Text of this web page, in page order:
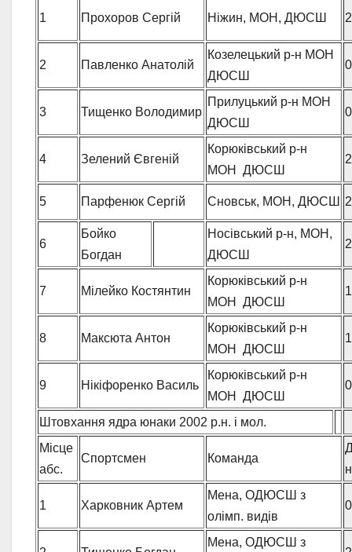
1 Прохоров Сергій Ніжин, МОН, ДЮСШ
2 Павленко Анатолій
Козелецький р-н МОН
ДЮСШ
3 Тищенко Володимир
Прилуцький р-н МОН
ДЮСШ
4 Зелений Євгеній
Корюківський р-н
МОН ДЮСШ
5 Парфенюк Сергій Сновськ, МОН, ДЮСШ
6
Бойко
Богдан
Носівський р-н, МОН,
ДЮСШ
7 Мілейко Костянтин
Корюківський р-н
МОН ДЮСШ
8 Максюта Антон
Корюківський р-н
МОН ДЮСШ
9 Нікіфоренко Василь
Корюківський р-н
МОН ДЮСШ
Штовхання ядра юнаки 2002 р.н. і мол.
Місце
абс.
Спортсмен Команда
1 Харковник Артем
Мена, ОДЮСШ з
олімп. видів
Мена, ОДЮСШ з